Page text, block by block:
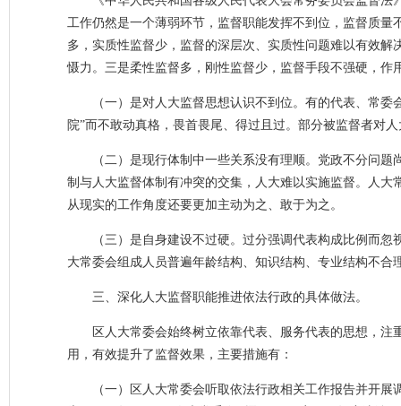
工作仍然是一个薄弱环节，监督职能发挥不到位，监督质
多，实质性监督少，监督的深层次、实质性问题难以有效
慑力。三是柔性监督多，刚性监督少，监督手段不强硬，作
（一）是对人大监督思想认识不到位。有的代表、常
院”而不敢动真格，畏首畏尾、得过且过。部分被监督者对
（二）是现行体制中一些关系没有理顺。党政不分问
制与人大监督体制有冲突的交集，人大难以实施监督。人
从现实的工作角度还要更加主动为之、敢于为之。
（三）是自身建设不过硬。过分强调代表构成比例而
大常委会组成人员普遍年龄结构、知识结构、专业结构不合
三、深化人大监督职能推进依法行政的具体做法。
区人大常委会始终树立依靠代表、服务代表的思想，
用，有效提升了监督效果，主要措施有：
（一）区人大常委会听取依法行政相关工作报告并开